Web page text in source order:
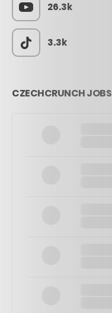
26.3k
3.3k
CZECHCRUNCH JOBS